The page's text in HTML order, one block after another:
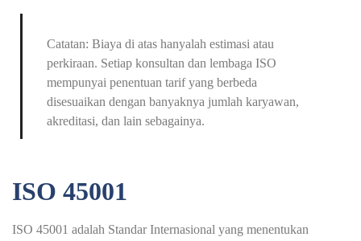
Catatan: Biaya di atas hanyalah estimasi atau
perkiraan. Setiap konsultan dan lembaga ISO
mempunyai penentuan tarif yang berbeda
disesuaikan dengan banyaknya jumlah karyawan,
akreditasi, dan lain sebagainya.
ISO 45001
ISO 45001 adalah Standar Internasional yang menentukan